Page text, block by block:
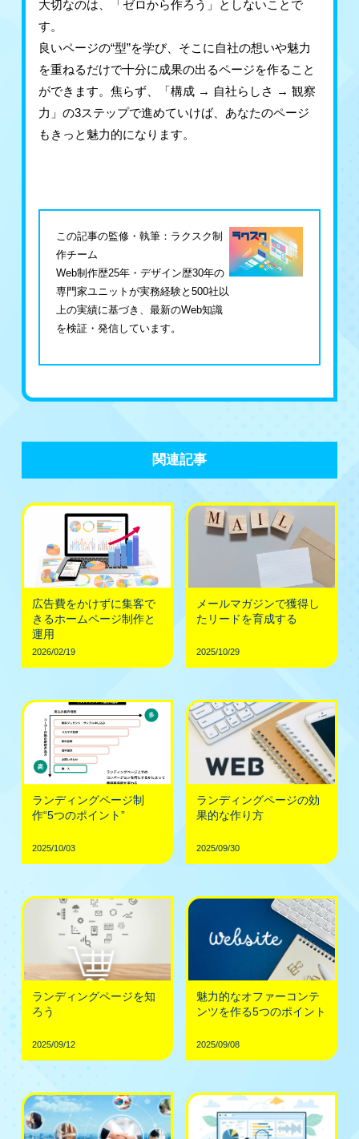
大切なのは、「ゼロから作ろう」としないことで
す。
良いページの“型”を学び、そこに自社の想いや魅力
を重ねるだけで十分に成果の出るページを作ること
ができます。焦らず、「構成 → 自社らしさ → 観察
力」の3ステップで進めていけば、あなたのページ
もきっと魅力的になります。
この記事の監修・執筆：ラクスク制
作チーム
Web制作歴25年・デザイン歴30年の
専門家ユニットが実務経験と500社以
上の実績に基づき、最新のWeb知識
を検証・発信しています。
関連記事
広告費をかけずに集客で
きるホームページ制作と
運用
2026/02/19
メールマガジンで獲得し
たリードを育成する
2025/10/29
ランディングページ制
作“5つのポイント”
2025/10/03
ランディングページの効
果的な作り方
2025/09/30
ランディングページを知
ろう
2025/09/12
魅力的なオファーコンテ
ンツを作る5つのポイント
2025/09/08